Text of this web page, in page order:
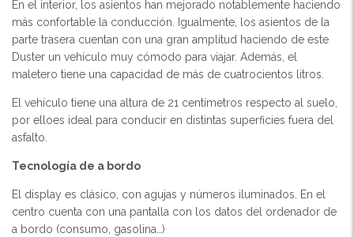
En el interior, los asientos han mejorado notablemente haciendo
más confortable la conducción. Igualmente, los asientos de la
parte trasera cuentan con una gran amplitud haciendo de este
Duster un vehículo muy cómodo para viajar. Además, el
maletero tiene una capacidad de más de cuatrocientos litros.
El vehículo tiene una altura de 21 centímetros respecto al suelo,
por elloes ideal para conducir en distintas superficies fuera del
asfalto.
Tecnología de a bordo
El display es clásico, con agujas y números iluminados. En el
centro cuenta con una pantalla con los datos del ordenador de
a bordo (consumo, gasolina…)